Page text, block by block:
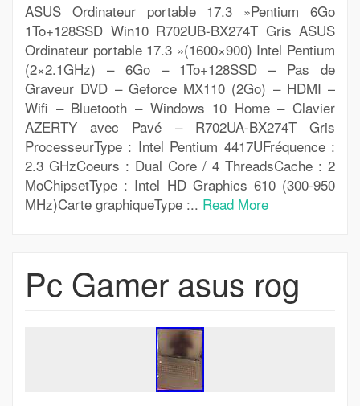
ASUS Ordinateur portable 17.3 »Pentium 6Go
1To+128SSD Win10 R702UB-BX274T Gris ASUS
Ordinateur portable 17.3 »(1600×900) Intel Pentium
(2×2.1GHz) – 6Go – 1To+128SSD – Pas de
Graveur DVD – Geforce MX110 (2Go) – HDMI –
Wifi – Bluetooth – Windows 10 Home – Clavier
AZERTY avec Pavé – R702UA-BX274T Gris
ProcesseurType : Intel Pentium 4417UFréquence :
2.3 GHzCoeurs : Dual Core / 4 ThreadsCache : 2
MoChipsetType : Intel HD Graphics 610 (300-950
MHz)Carte graphiqueType :.. Read More
Pc Gamer asus rog